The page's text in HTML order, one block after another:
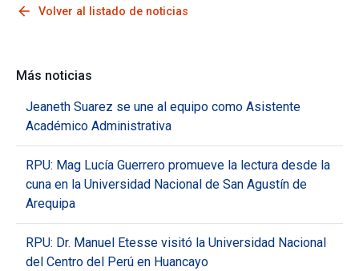
arrow_back Volver al listado de noticias
Más noticias
Jeaneth Suarez se une al equipo como Asistente
Académico Administrativa
RPU: Mag Lucía Guerrero promueve la lectura desde la
cuna en la Universidad Nacional de San Agustín de
Arequipa
RPU: Dr. Manuel Etesse visitó la Universidad Nacional
del Centro del Perú en Huancayo